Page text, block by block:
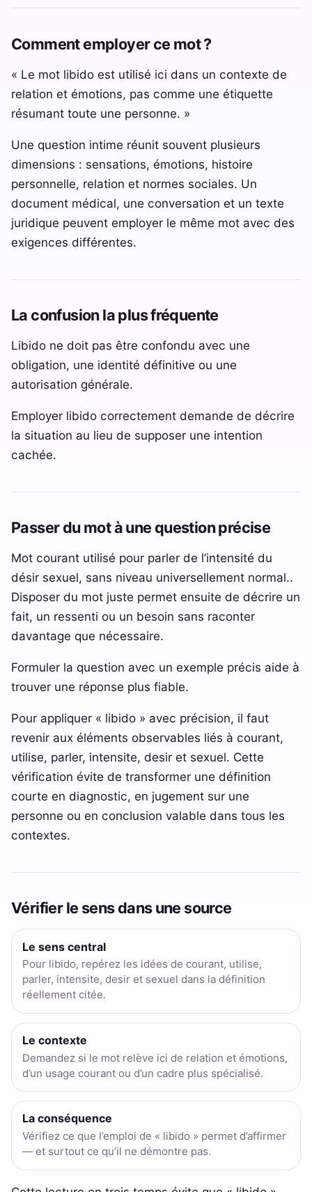
Comment employer ce mot ?
« Le mot libido est utilisé ici dans un contexte de
relation et émotions, pas comme une étiquette
résumant toute une personne. »
Une question intime réunit souvent plusieurs
dimensions : sensations, émotions, histoire
personnelle, relation et normes sociales. Un
document médical, une conversation et un texte
juridique peuvent employer le même mot avec des
exigences différentes.
La confusion la plus fréquente
Libido ne doit pas être confondu avec une
obligation, une identité définitive ou une
autorisation générale.
Employer libido correctement demande de décrire
la situation au lieu de supposer une intention
cachée.
Passer du mot à une question précise
Mot courant utilisé pour parler de l’intensité du
désir sexuel, sans niveau universellement normal..
Disposer du mot juste permet ensuite de décrire un
fait, un ressenti ou un besoin sans raconter
davantage que nécessaire.
Formuler la question avec un exemple précis aide à
trouver une réponse plus fiable.
Pour appliquer « libido » avec précision, il faut
revenir aux éléments observables liés à courant,
utilise, parler, intensite, desir et sexuel. Cette
vérification évite de transformer une définition
courte en diagnostic, en jugement sur une
personne ou en conclusion valable dans tous les
contextes.
Vérifier le sens dans une source
Le sens central
Pour libido, repérez les idées de courant, utilise,
parler, intensite, desir et sexuel dans la définition
réellement citée.
Le contexte
Demandez si le mot relève ici de relation et émotions,
d’un usage courant ou d’un cadre plus spécialisé.
La conséquence
Vérifiez ce que l’emploi de « libido » permet d’affirmer
— et surtout ce qu’il ne démontre pas.